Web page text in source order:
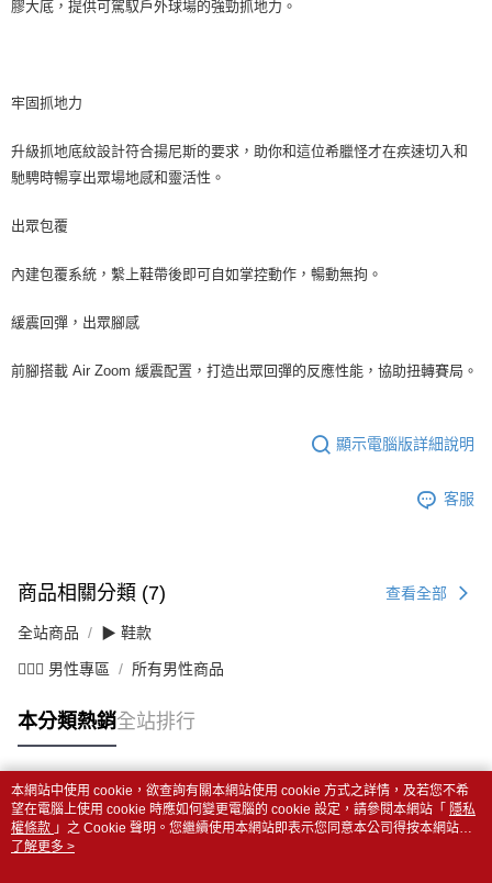
膠大底，提供可駕馭戶外球場的強勁抓地力。
牢固抓地力
升級抓地底紋設計符合揚尼斯的要求，助你和這位希臘怪才在疾速切入和
馳騁時暢享出眾場地感和靈活性。
出眾包覆
內建包覆系統，繫上鞋帶後即可自如掌控動作，暢動無拘。
緩震回彈，出眾腳感
前腳搭載 Air Zoom 緩震配置，打造出眾回彈的反應性能，協助扭轉賽局。
顯示電腦版詳細說明
客服
商品相關分類 (7) 查看全部
全站商品 ▶ 鞋款
💁🏻‍♂️ 男性專區 所有男性商品
本分類熱銷全站排行
熱門標籤
本網站中使用 cookie，欲查詢有關本網站使用 cookie 方式之詳情，及若您不希
望在電腦上使用 cookie 時應如何變更電腦的 cookie 設定，請參閱本網站「 隱私
權條款 」之 Cookie 聲明。您繼續使用本網站即表示您同意本公司得按本網站使
用條款之 Cookie 聲明使用 cookie。
了解更多 >